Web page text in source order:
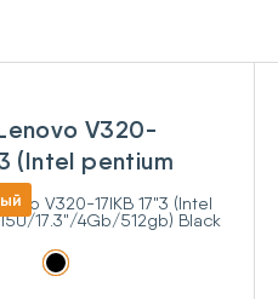
V320-
(Intel pentium
4Gb/512gb)